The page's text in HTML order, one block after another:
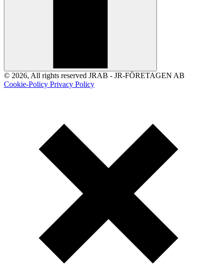
© 2026, All rights reserved JRAB - JR-FÖRETAGEN AB
Cookie-Policy Privacy Policy